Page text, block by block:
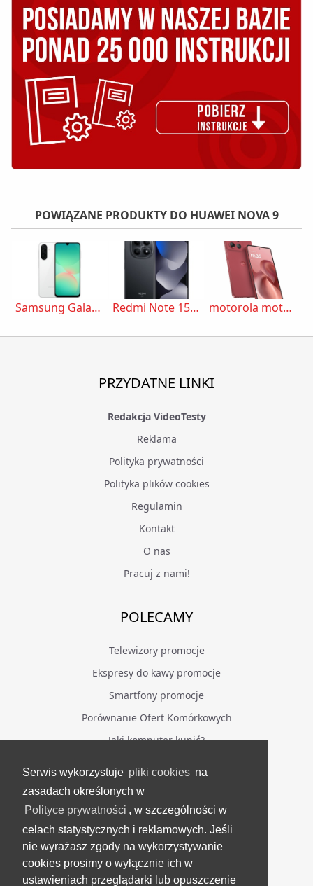
Serwis wykorzystuje pliki cookies na
zasadach określonych w
Polityce prywatności , w szczególności w
celach statystycznych i reklamowych. Jeśli
nie wyrażasz zgody na wykorzystywanie
cookies prosimy o wyłącznie ich w
ustawieniach przeglądarki lub opuszczenie
POWIĄZANE PRODUKTY DO HUAWEI NOVA 9
Samsung Galaxy A26 Redmi Note 15 5G motorola moto g86
PRZYDATNE LINKI
Redakcja VideoTesty
Reklama
Polityka prywatności
Polityka plików cookies
Regulamin
Kontakt
O nas
Pracuj z nami!
POLECAMY
Telewizory promocje
Ekspresy do kawy promocje
Smartfony promocje
Porównanie Ofert Komórkowych
Jaki komputer kupić?
BĄDŹ NA BIEŻĄCO
Facebook
Grupa Testerzy Videotestów
YouTube